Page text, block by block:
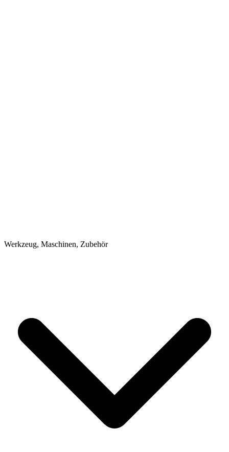
Werkzeug, Maschinen, Zubehör